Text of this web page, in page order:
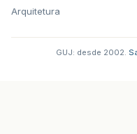
Arquitetura
GUJ: desde 2002.